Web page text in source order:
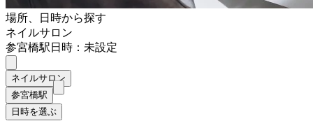
場所、日時から探す
ネイルサロン
参宮橋駅日時：未設定
ネイルサロン
参宮橋駅
日時を選ぶ